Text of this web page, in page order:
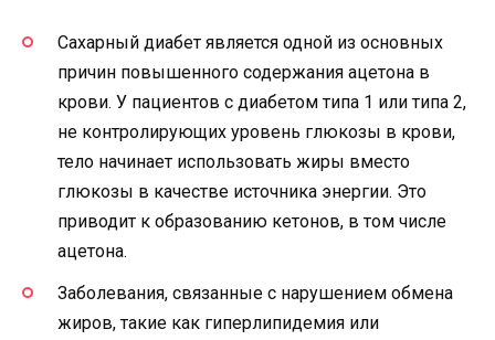
Сахарный диабет является одной из основных
причин повышенного содержания ацетона в
крови. У пациентов с диабетом типа 1 или типа 2,
не контролирующих уровень глюкозы в крови,
тело начинает использовать жиры вместо
глюкозы в качестве источника энергии. Это
приводит к образованию кетонов, в том числе
ацетона.
Заболевания, связанные с нарушением обмена
жиров, такие как гиперлипидемия или